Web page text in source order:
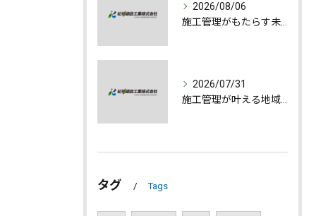
2026/08/06
2026/07/31
タグ Tags